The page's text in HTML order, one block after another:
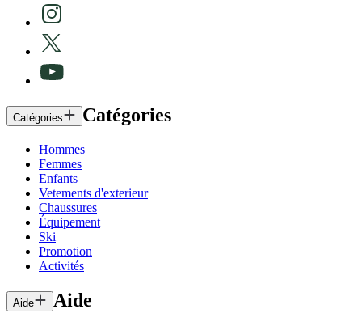
Catégories Catégories
Hommes
Femmes
Enfants
Vetements d'exterieur
Chaussures
Équipement
Ski
Promotion
Activités
Aide Aide